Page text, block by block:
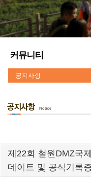
커뮤니티
공지사항
제22회 철원DMZ국
데이트 및 공식기록